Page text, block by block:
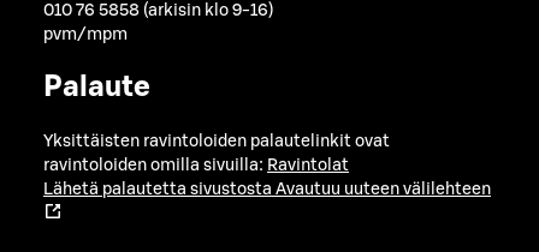
010 76 5858 (arkisin klo 9-16)
pvm/mpm
Palaute
Yksittäisten ravintoloiden palautelinkit ovat
ravintoloiden omilla sivuilla: Ravintolat
Lähetä palautetta sivustosta Avautuu uuteen välilehteen